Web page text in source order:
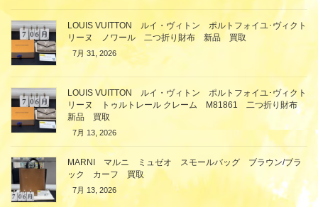
LOUIS VUITTON ルイ・ヴィトン ポルトフォイユ･ヴィクト
リーヌ ノワール 二つ折り財布 新品 買取
7月 31, 2026
LOUIS VUITTON ルイ・ヴィトン ポルトフォイユ･ヴィクト
リーヌ トゥルトレール クレーム M81861 二つ折り財布
新品 買取
7月 13, 2026
MARNI マルニ ミュゼオ スモールバッグ ブラウン/ブラ
ック カーフ 買取
7月 13, 2026